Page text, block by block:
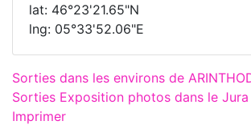
lat: 46°23'21.65"N
lng: 05°33'52.06"E
Sorties dans les environs de
Sorties Exposition photos dans le Jura
Imprimer